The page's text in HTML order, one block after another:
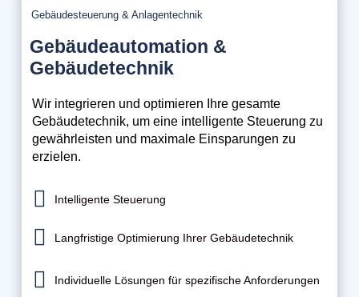
Gebäudesteuerung & Anlagentechnik
Gebäudeautomation &
Gebäudetechnik
Wir integrieren und optimieren Ihre gesamte
Gebäudetechnik, um eine intelligente Steuerung zu
gewährleisten und maximale Einsparungen zu
erzielen.
 Intelligente Steuerung
 Langfristige Optimierung Ihrer Gebäudetechnik
 Individuelle Lösungen für spezifische Anforderungen